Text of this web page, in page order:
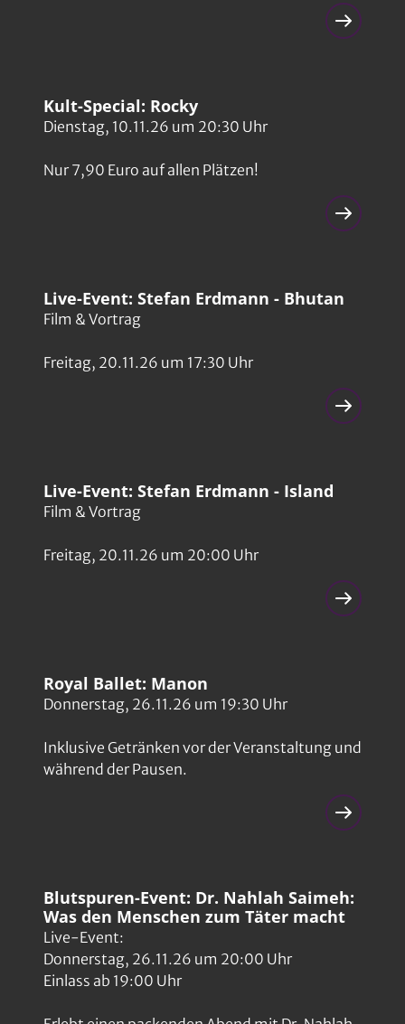
Kult-Special: Rocky
Dienstag, 10.11.26 um 20:30 Uhr
Nur 7,90 Euro auf allen Plätzen!
Live-Event: Stefan Erdmann - Bhutan
Film & Vortrag
Freitag, 20.11.26 um 17:30 Uhr
Live-Event: Stefan Erdmann - Island
Film & Vortrag
Freitag, 20.11.26 um 20:00 Uhr
Royal Ballet: Manon
Donnerstag, 26.11.26 um 19:30 Uhr
Inklusive Getränken vor der Veranstaltung und
während der Pausen.
Blutspuren-Event: Dr. Nahlah Saimeh:
Was den Menschen zum Täter macht
Live-Event:
Donnerstag, 26.11.26 um 20:00 Uhr
Einlass ab 19:00 Uhr